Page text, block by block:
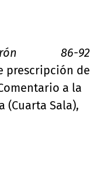
86-92
prescripción de
a la
(Cuarta Sala),